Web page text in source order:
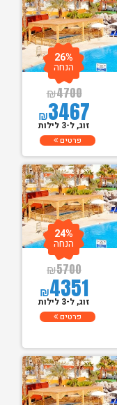
₪4700
₪3467
26%
הנחה
זוג, ל-3 לילות
פרטים
₪5700
₪4351
24%
הנחה
זוג, ל-3 לילות
פרטים